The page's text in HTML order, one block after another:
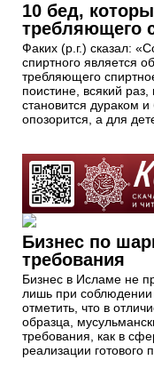
10 бед,
требляющего
Факих (р.г.) сказал:
спиртного является
требляющего
поистине, всякий раз,
становится дураком
опозорится, а для
Бизнес по
требования
Бизнес в Исламе не
лишь при соблюдении
отметить, что в
образца,
требования, как в
реализации готового